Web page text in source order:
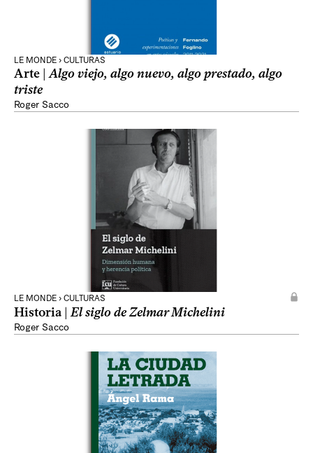
LE MONDE › CULTURAS
Arte |Algo viejo, algo nuevo, algo prestado, algo
triste
Roger Sacco
LE MONDE › CULTURAS
Historia |El siglo de Zelmar Michelini
Roger Sacco